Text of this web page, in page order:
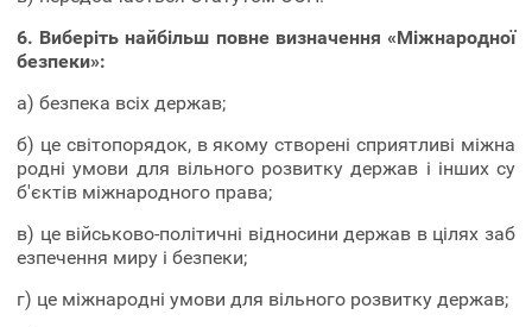
6. Виберіть найбільш повне визначення «Міжнародної
безпеки»:
а) безпека всіх держав;
б) це світопорядок, в якому створені сприятливі міжна
родні умови для вільного розвитку держав і інших су
б'єктів міжнародного права;
в) це військово-політичні відносини держав в цілях заб
езпечення миру і безпеки;
г) це міжнародні умови для вільного розвитку держав;